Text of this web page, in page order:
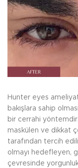
Hunter eyes
bakışlara sahip
bir cerrahi
maskülen ve dikkat
tarafından tercih
olmayı hedefleyen,
çevresinde